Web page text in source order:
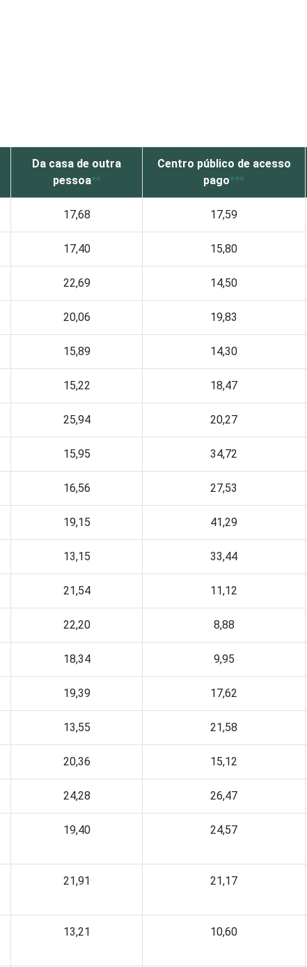
Da casa de outra
pessoa**
Centro público de acesso
pago***
17,68 17,59
17,40 15,80
22,69 14,50
20,06 19,83
15,89 14,30
15,22 18,47
25,94 20,27
15,95 34,72
16,56 27,53
19,15 41,29
13,15 33,44
21,54 11,12
22,20 8,88
18,34 9,95
19,39 17,62
13,55 21,58
20,36 15,12
24,28 26,47
19,40 24,57
21,91 21,17
13,21 10,60